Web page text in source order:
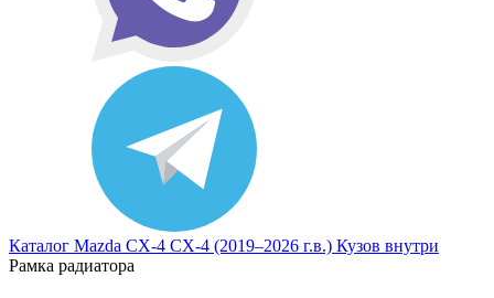
Каталог Mazda CX-4 CX-4 (2019–2026 г.в.) Кузов внутри
Рамка радиатора